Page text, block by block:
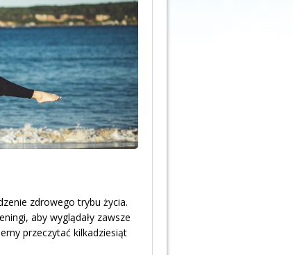
zdrowego trybu życia.
aby wyglądały zawsze
przeczytać kilkadziesiąt